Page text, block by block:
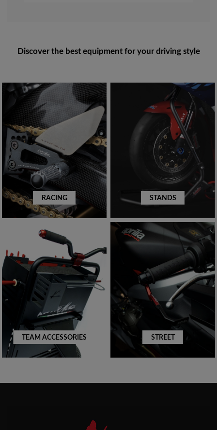
Discover the best equipment for your driving style
RACING STANDS
TEAM ACCESSORIES STREET